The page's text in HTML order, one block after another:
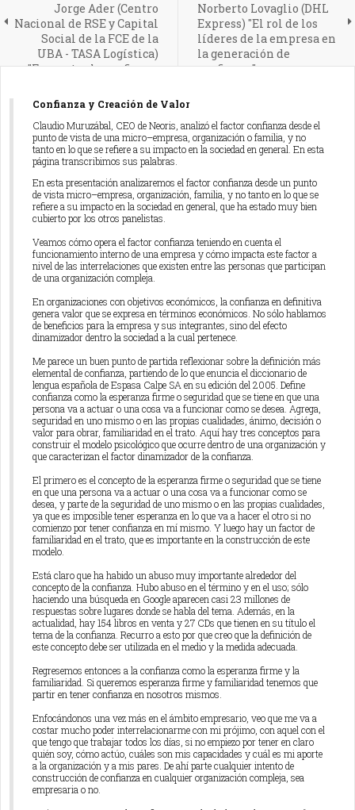
Jorge Ader (Centro
Nacional de RSE y Capital
Social de la FCE de la
UBA - TASA Logística)
"Fomentar la confianza
los académicos"
Norberto Lovaglio (DHL
Express) "El rol de los
líderes de la empresa en
la generación de
confianza"
Confianza y Creación de Valor
Claudio Muruzábal, CEO de Neoris, analizó el factor confianza desde el
punto de vista de una micro–empresa, organización o familia, y no
tanto en lo que se refiere a su impacto en la sociedad en general. En esta
página transcribimos sus palabras.
En esta presentación analizaremos el factor confianza desde un punto
de vista micro–empresa, organización, familia, y no tanto en lo que se
refiere a su impacto en la sociedad en general, que ha estado muy bien
cubierto por los otros panelistas.
Veamos cómo opera el factor confianza teniendo en cuenta el
funcionamiento interno de una empresa y cómo impacta este factor a
nivel de las interrelaciones que existen entre las personas que participan
de una organización compleja.
En organizaciones con objetivos económicos, la confianza en definitiva
genera valor que se expresa en términos económicos. No sólo hablamos
de beneficios para la empresa y sus integrantes, sino del efecto
dinamizador dentro la sociedad a la cual pertenece.
Me parece un buen punto de partida reflexionar sobre la definición más
elemental de confianza, partiendo de lo que enuncia el diccionario de
lengua española de Espasa Calpe SA en su edición del 2005. Define
confianza como la esperanza firme o seguridad que se tiene en que una
persona va a actuar o una cosa va a funcionar como se desea. Agrega,
seguridad en uno mismo o en las propias cualidades, ánimo, decisión o
valor para obrar, familiaridad en el trato. Aquí hay tres conceptos para
construir el modelo psicológico que ocurre dentro de una organización y
que caracterizan el factor dinamizador de la confianza.
El primero es el concepto de la esperanza firme o seguridad que se tiene
en que una persona va a actuar o una cosa va a funcionar como se
desea, y parte de la seguridad de uno mismo o en las propias cualidades,
ya que es imposible tener esperanza en lo que va a hacer el otro si no
comienzo por tener confianza en mí mismo. Y luego hay un factor de
familiaridad en el trato, que es importante en la construcción de este
modelo.
Está claro que ha habido un abuso muy importante alrededor del
concepto de la confianza. Hubo abuso en el término y en el uso; sólo
haciendo una búsqueda en Google aparecen casi 23 millones de
respuestas sobre lugares donde se habla del tema. Además, en la
actualidad, hay 154 libros en venta y 27 CDs que tienen en su título el
tema de la confianza. Recurro a esto por que creo que la definición de
este concepto debe ser utilizada en el medio y la medida adecuada.
Regresemos entonces a la confianza como la esperanza firme y la
familiaridad. Si queremos esperanza firme y familiaridad tenemos que
partir en tener confianza en nosotros mismos.
Enfocándonos una vez más en el ámbito empresario, veo que me va a
costar mucho poder interrelacionarme con mi prójimo, con aquel con el
que tengo que trabajar todos los días, si no empiezo por tener en claro
quién soy, cómo actúo, cuáles son mis capacidades y cuál es mi aporte
a la organización y a mis pares. De ahí parte cualquier intento de
construcción de confianza en cualquier organización compleja, sea
empresaria o no.